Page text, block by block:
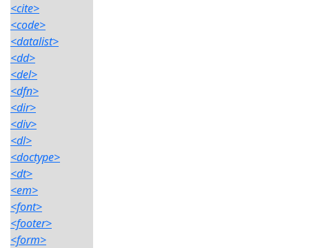
<cite>
<code>
<datalist>
<dd>
<del>
<dfn>
<dir>
<div>
<dl>
<doctype>
<dt>
<em>
<font>
<footer>
<form>